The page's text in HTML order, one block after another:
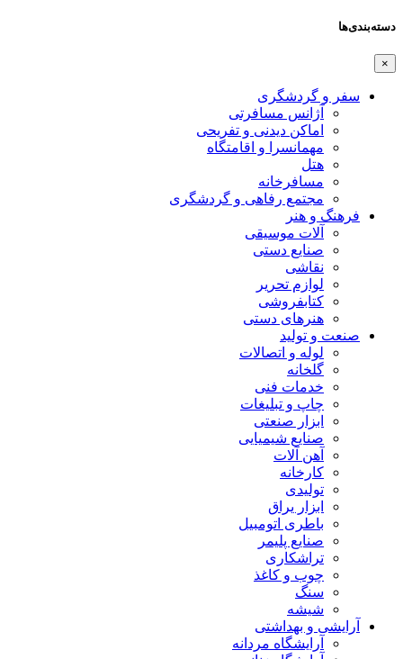
دسته‌بندی‌ها
×
سفر و گردشگری
آژانس مسافرتی
اماکن دیدنی و تفریحی
مهمانسرا و اقامتگاه
هتل
مسافرخانه
مجتمع رفاهی و گردشگری
فرهنگ و هنر
آلات موسیقی
صنایع دستی
نقاشی
لوازم تحریر
کتابفروشی
هنرهای دستی
صنعت و تولید
لوله و اتصالات
گلخانه
خدمات فنی
چاپ و تبلیغات
ابزار صنعتی
صنایع شیمیایی
آهن آلات
کارخانه
تولیدی
ابزار یراق
باطری اتومبیل
صنایع پلیمر
تراشکاری
چوب و کاغذ
سنگ
شیشه
آرایشی و بهداشتی
آرایشگاه مردانه